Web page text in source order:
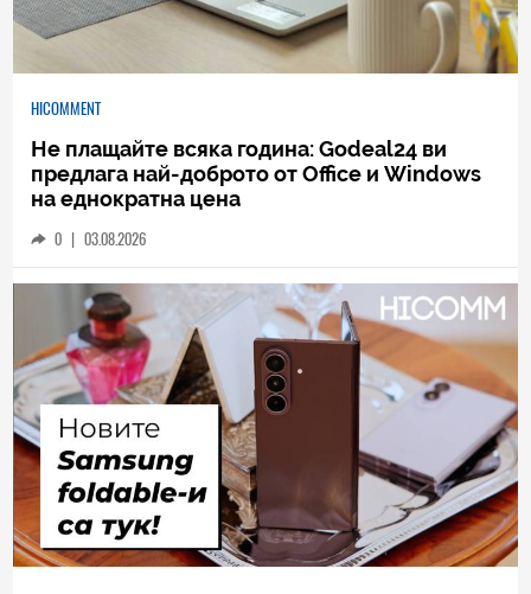
HICOMMENT
Не плащайте всяка година: Godeal24 ви
предлага най-доброто от Office и Windows
на еднократна цена
0 | 03.08.2026